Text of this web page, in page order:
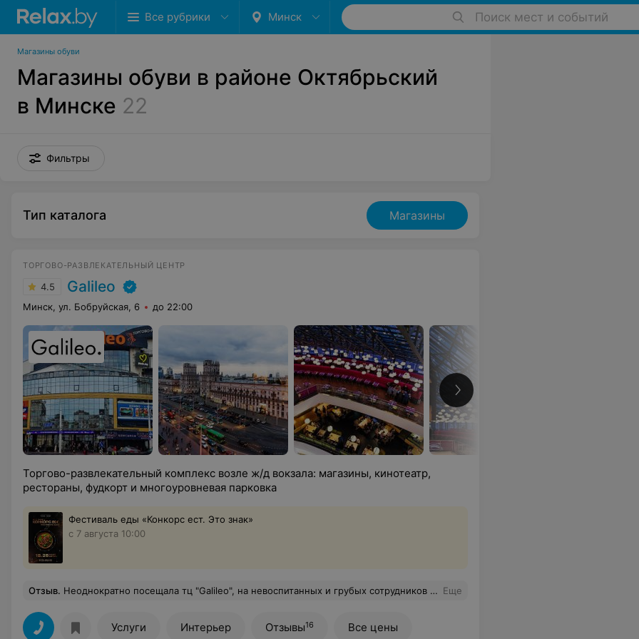
Все рубрики Минск Поиск мест и событий
Магазины обуви
Магазины обуви в районе Октябрьский
в Минске 22
Фильтры
Тип каталога Магазины
ТОРГОВО-РАЗВЛЕКАТЕЛЬНЫЙ ЦЕНТР
4.5 Galileo
Минск, ул. Бобруйская, 6 до 22:00
Торгово-развлекательный комплекс возле ж/д вокзала: магазины, кинотеатр,
рестораны, фудкорт и многоуровневая парковка
Фестиваль еды «Конкорс ест. Это знак»
с 7 августа 10:00
Отзыв. Неоднократно посещала тц "Galileo", на невоспитанных и грубых сотрудников не нарывалась, как пишут в отзывах ниже, скорее наоборот. Особенно, хочется отметить работу охраны, которая готова помочь и уделить время в случае необходимости. Отдельно хочется поблагодарить Арама, чуткого молодого человека, который помогал решать неприятный инцидент (произошёл не по вине сотрудников "Galileo"). Очень благодарна за помощь и поддержку! Удачи и процветания. Еще
Услуги Интерьер Отзывы16 Все цены